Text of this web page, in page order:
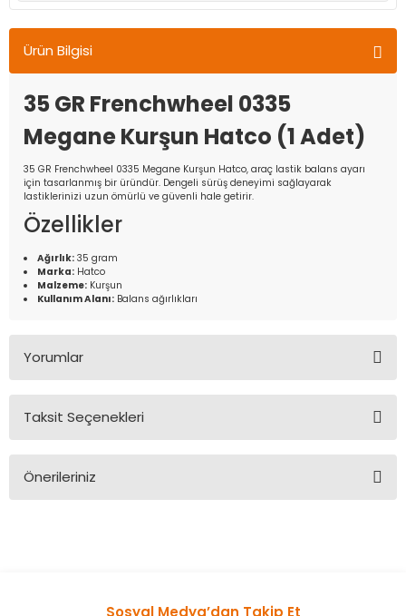
adresinize teslim edilir.
Ürün Bilgisi
35 GR Frenchwheel 0335
Megane Kurşun Hatco (1 Adet)
35 GR Frenchwheel 0335 Megane Kurşun Hatco, araç lastik balans ayarı
için tasarlanmış bir üründür. Dengeli sürüş deneyimi sağlayarak
lastiklerinizi uzun ömürlü ve güvenli hale getirir.
Özellikler
Ağırlık: 35 gram
Marka: Hatco
Malzeme: Kurşun
Kullanım Alanı: Balans ağırlıkları
Yorumlar
Taksit Seçenekleri
Önerileriniz
Sosyal Medya’dan Takip Et